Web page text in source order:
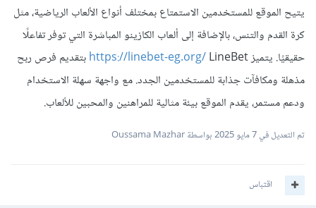
تطال الملك بالتنازل عن العرش لولي العهد الأمير أحمد فؤاد الثاني
وتطالب بجلاء القوات البريطانيه عن البلاد
www.onlinecasinobahrain.net/ واقامة جيش وطني قوي
مع أنه كان هناك جيشا وطنيا قويا وقامت هذه الثورة بقيادة
مجموعه من الضباط الأحرار للقضاء علي الفساد وتحقيق العدالة
الاجتماعية وقد يتسائل البعض أي فساد هذا بعد الذي قرأوه وأذاع
حقنا لدماء المصريين وخرج الي منفاه بايطاليا علي متن المحروسه
يتيح الموقع للمستخدمين الاستمتاع بمختلف أنواع الألعاب الرياضية، مثل
كرة القدم والتنس، بالإضافة إلى ألعاب الكازينو المباشرة التي توفر تفاعلًا
حقيقيًا. يتميز
https://linebet-eg.org/LineBet بتقديم فرص ربح
مذهلة ومكافآت جذابة للمستخدمين الجدد. مع واجهة سهلة الاستخدام
ودعم مستمر، يقدم الموقع بيئة مثالية للمراهنين والمحبين للألعاب.
تم التعديل في7 مايو 2025 بواسطة Oussama Mazhar
اقتباس